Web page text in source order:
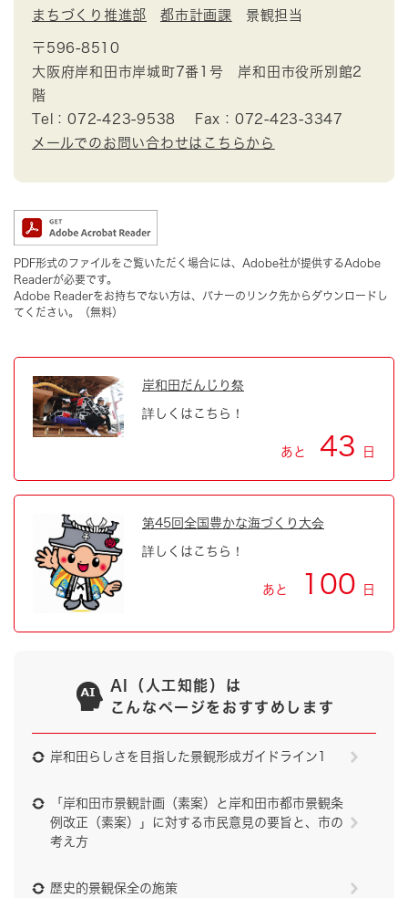
まちづくり推進部 都市計画課 景観担当
〒596-8510
大阪府岸和田市岸城町7番1号 岸和田市役所別館2
階
Tel：072-423-9538
Fax：072-423-3347
メールでのお問い合わせはこちらから
PDF形式のファイルをご覧いただく場合には、Adobe社が提供するAdobe
Readerが必要です。
Adobe Readerをお持ちでない方は、バナーのリンク先からダウンロードし
てください。（無料）
岸和田だんじり祭
詳しくはこちら！
あと 43 日
第45回全国豊かな海づくり大会
詳しくはこちら！
あと 100 日
AI（人工知能）は
こんなページをおすすめします
岸和田らしさを目指した景観形成ガイドライン1
「岸和田市景観計画（素案）と岸和田市都市景観条
例改正（素案）」に対する市民意見の要旨と、市の
考え方
歴史的景観保全の施策